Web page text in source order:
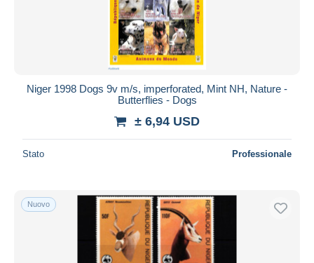
Niger 1998 Dogs 9v m/s, imperforated, Mint NH, Nature -
Butterflies - Dogs
± 6,94 USD
Stato Professionale
Nuovo